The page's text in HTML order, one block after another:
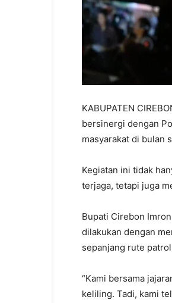
KABUPATEN
bersinergi dengan
masyarakat di bulan
Kegiatan ini tidak
terjaga, tetapi juga
Bupati Cirebon
dilakukan dengan
sepanjang rute
“Kami bersama
keliling. Tadi, kami